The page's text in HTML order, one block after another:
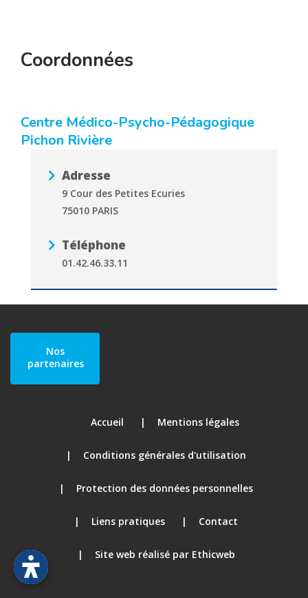
Coordonnées
Centre Médico-Psycho-Pédagogique
Pichon Rivière
Adresse
9 Cour des Petites Ecuries
75010 PARIS
Téléphone
01.42.46.33.11
Nos
partenaires
Accueil Mentions légales
Conditions générales d'utilisation
Protection des données personnelles
Liens pratiques Contact
Site web réalisé par Ethicweb